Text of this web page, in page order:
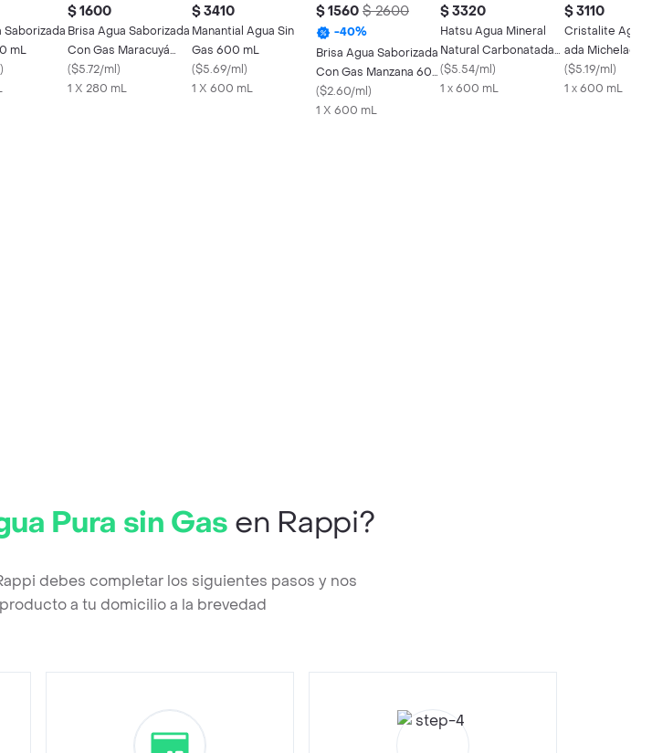
Saborizada
mL
)
$ 1600
Brisa Agua Saborizada
Con Gas Maracuyá
280 mL
($5.72/ml)
1 X 280 mL
$ 3410
Manantial Agua Sin
Gas 600 mL
($5.69/ml)
1 X 600 mL
$ 1560 $ 2600
-40%
Brisa Agua Saborizada
Con Gas Manzana 600
mL
($2.60/ml)
1 X 600 mL
$ 3320
Hatsu Agua Mineral
Natural Carbonatada
Con Gas
($5.54/ml)
1 x 600 mL
$ 3110
Cristalite Agua
ada Michelada
($5.19/ml)
1 x 600 mL
Pura sin Gas en Rappi?
debes completar los siguientes pasos y nos
a tu domicilio a la brevedad